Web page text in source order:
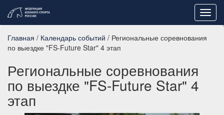
Главная / Календарь событий / Региональные соревнования
по выездке "FS-Future Star" 4 этап
Региональные соревнования
по выездке "FS-Future Star" 4
этап